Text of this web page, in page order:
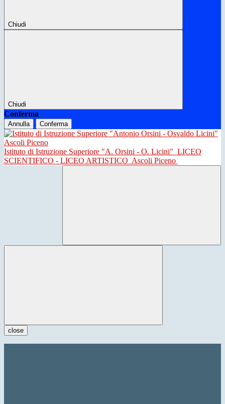
Chiudi
Chiudi
Conferma
Annulla Conferma
Istituto di Istruzione Superiore "A. Orsini - O. Licini" LICEO
SCIENTIFICO - LICEO ARTISTICO Ascoli Piceno
close